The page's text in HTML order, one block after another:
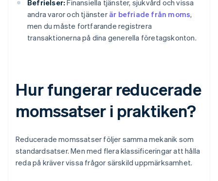
Befrielser: Finansiella tjänster, sjukvård och vissa
andra varor och tjänster är befriade från moms,
men du måste fortfarande registrera
transaktionerna på dina generella företagskonton.
Hur fungerar reducerade
momssatser i praktiken?
Reducerade momssatser följer samma mekanik som
standardsatser. Men med flera klassificeringar att hålla
reda på kräver vissa frågor särskild uppmärksamhet.